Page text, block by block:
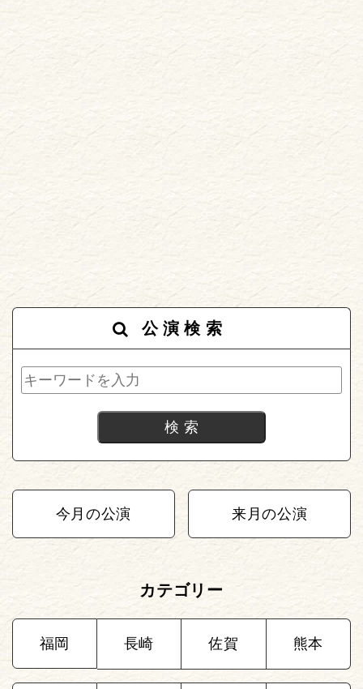
公演検索
今月の公演 来月の公演
カテゴリー
福岡 長崎 佐賀 熊本